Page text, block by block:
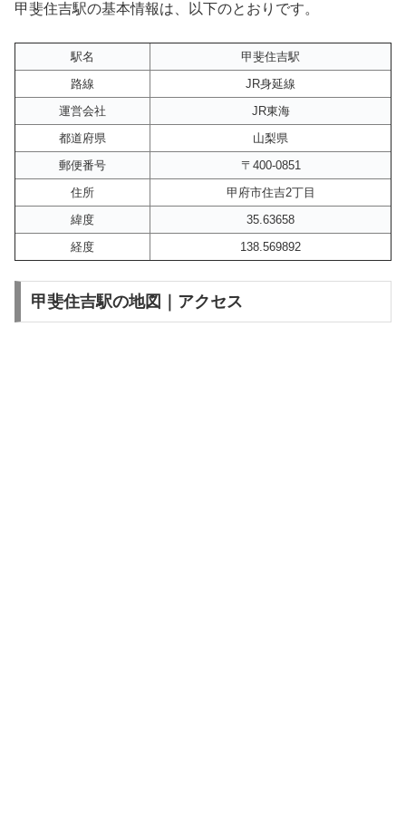
甲斐住吉駅の基本情報は、以下のとおりです。
駅名
甲斐住吉駅
路線
JR身延線
運営会社
JR東海
都道府県
山梨県
郵便番号
〒400-0851
住所
甲府市住吉2丁目
緯度
35.63658
経度
138.569892
甲斐住吉駅の地図｜アクセス